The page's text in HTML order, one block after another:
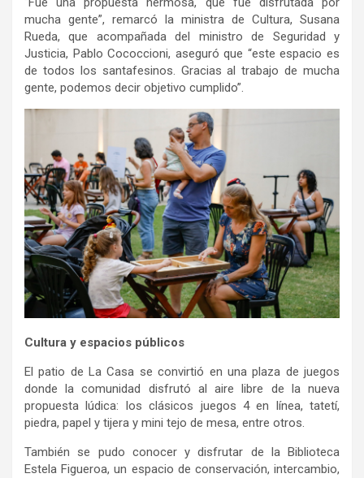
mucha gente”, remarcó la ministra de Cultura, Susana
Rueda, que acompañada del ministro de Seguridad y
Justicia, Pablo Cococcioni, aseguró que “este espacio es
de todos los santafesinos. Gracias al trabajo de mucha
gente, podemos decir objetivo cumplido”.
Cultura y espacios públicos
El patio de La Casa se convirtió en una plaza de juegos
donde la comunidad disfrutó al aire libre de la nueva
propuesta lúdica: los clásicos juegos 4 en línea, tatetí,
piedra, papel y tijera y mini tejo de mesa, entre otros.
También se pudo conocer y disfrutar de la Biblioteca
Estela Figueroa, un espacio de conservación, intercambio,